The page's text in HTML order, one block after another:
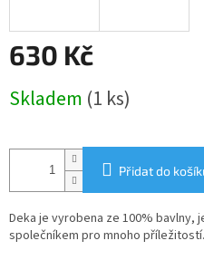
630 Kč
cena:
Skladem (1 ks)
Přidat do
Deka je vyrobena ze 100% bavlny,
společníkem pro mnoho příležitostí.